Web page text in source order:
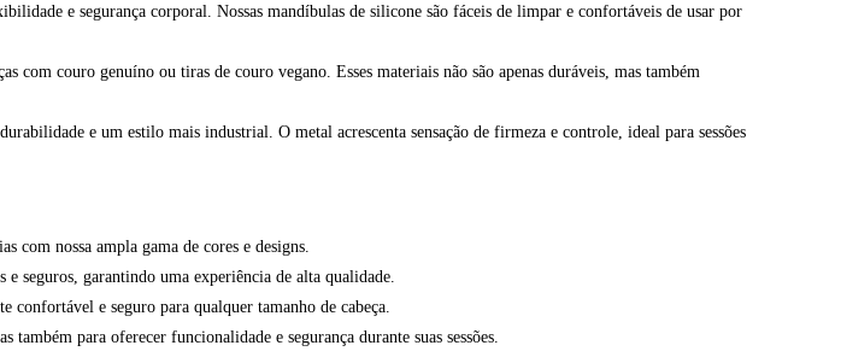
e segurança corporal. Nossas mandíbulas de silicone são fáceis de limpar e confortáveis de usar por
com couro genuíno ou tiras de couro vegano. Esses materiais não são apenas duráveis, mas também
e um estilo mais industrial. O metal acrescenta sensação de firmeza e controle, ideal para sessões
com nossa ampla gama de cores e designs.
e seguros, garantindo uma experiência de alta qualidade.
confortável e seguro para qualquer tamanho de cabeça.
também para oferecer funcionalidade e segurança durante suas sessões.